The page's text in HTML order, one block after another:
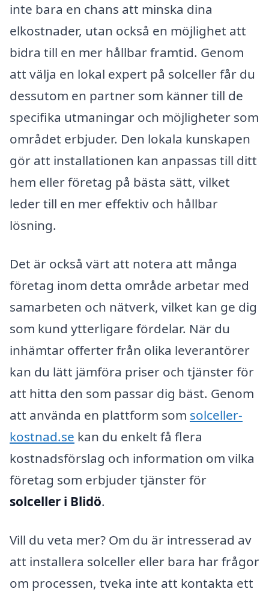
inte bara en chans att minska dina
elkostnader, utan också en möjlighet att
bidra till en mer hållbar framtid. Genom
att välja en lokal expert på solceller får du
dessutom en partner som känner till de
specifika utmaningar och möjligheter som
området erbjuder. Den lokala kunskapen
gör att installationen kan anpassas till ditt
hem eller företag på bästa sätt, vilket
leder till en mer effektiv och hållbar
lösning.
Det är också värt att notera att många
företag inom detta område arbetar med
samarbeten och nätverk, vilket kan ge dig
som kund ytterligare fördelar. När du
inhämtar offerter från olika leverantörer
kan du lätt jämföra priser och tjänster för
att hitta den som passar dig bäst. Genom
att använda en plattform som solceller-
kostnad.se kan du enkelt få flera
kostnadsförslag och information om vilka
företag som erbjuder tjänster för
solceller i Blidö.
Vill du veta mer? Om du är intresserad av
att installera solceller eller bara har frågor
om processen, tveka inte att kontakta ett